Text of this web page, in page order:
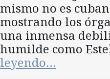
mismo no es
mostrando los
una inmensa
humilde como
leyendo…